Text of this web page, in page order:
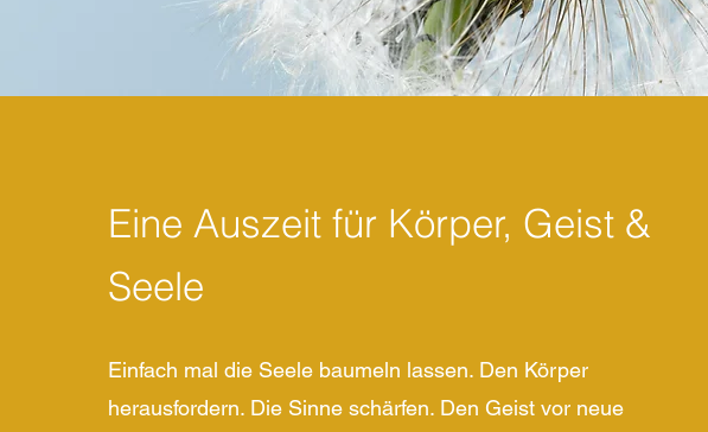
Eine Auszeit für Körper, Geist &
Seele
Einfach mal die Seele baumeln lassen. Den Körper
herausfordern. Die Sinne schärfen. Den Geist vor neue